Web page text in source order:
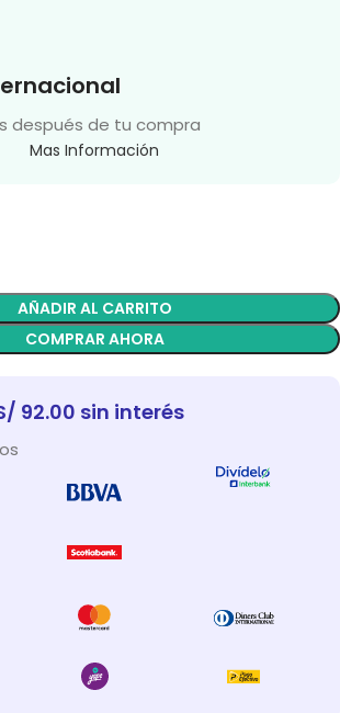
después de tu compra
Mas Información
AÑADIR AL CARRITO
COMPRAR AHORA
92.00 sin interés